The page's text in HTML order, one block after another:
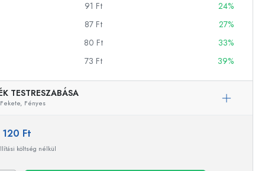
91 Ft
24%
87 Ft
27%
80 Ft
33%
73 Ft 39%
TESTRESZABÁSA
Fekete, Fényes
120 Ft
költség nélkül